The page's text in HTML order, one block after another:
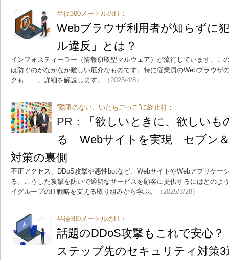
半径300メートルのIT：
Webブラウザ利用者が知らずに
ル違反」とは？
インフォスティーラー（情報窃取型マルウェア）が流行しています。こ
は防ぐのがなかなか難しい厄介なものです。特に従業員のWebブラウザ
クも……。詳細を解説します。
（2025/4/8）
“際限のない、いたちごっこ”に終止符：
PR：
「欲しいときに、欲しい
る」Webサイトを実現 セブン
対策の裏側
不正アクセス、DDoS攻撃や悪性botなど、WebサイトやWebアプリケー
る。こうした攻撃を防いで適切なサービスを顧客に提供するにはどのよ
イグループのIT戦略を支える取り組みから学ぶ。
（2025/3/28）
半径300メートルのIT：
話題のDDoS攻撃もこれで安心
ステップ先のセキュリティ対策3